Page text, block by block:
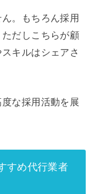
。もちろん採用
だしこちらが顧
キルはシェアさ
な採用活動を展
すめ代行業者